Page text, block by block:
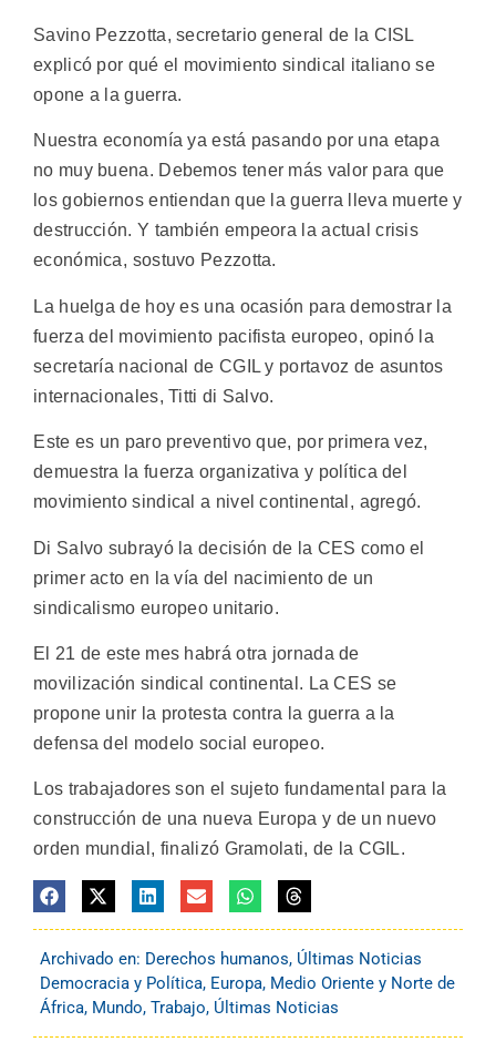
Savino Pezzotta, secretario general de la CISL
explicó por qué el movimiento sindical italiano se
opone a la guerra.
Nuestra economía ya está pasando por una etapa
no muy buena. Debemos tener más valor para que
los gobiernos entiendan que la guerra lleva muerte y
destrucción. Y también empeora la actual crisis
económica, sostuvo Pezzotta.
La huelga de hoy es una ocasión para demostrar la
fuerza del movimiento pacifista europeo, opinó la
secretaría nacional de CGIL y portavoz de asuntos
internacionales, Titti di Salvo.
Este es un paro preventivo que, por primera vez,
demuestra la fuerza organizativa y política del
movimiento sindical a nivel continental, agregó.
Di Salvo subrayó la decisión de la CES como el
primer acto en la vía del nacimiento de un
sindicalismo europeo unitario.
El 21 de este mes habrá otra jornada de
movilización sindical continental. La CES se
propone unir la protesta contra la guerra a la
defensa del modelo social europeo.
Los trabajadores son el sujeto fundamental para la
construcción de una nueva Europa y de un nuevo
orden mundial, finalizó Gramolati, de la CGIL.
Archivado en: Derechos humanos, Últimas Noticias
Democracia y Política, Europa, Medio Oriente y Norte de
África, Mundo, Trabajo, Últimas Noticias